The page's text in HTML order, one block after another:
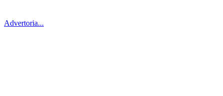
Advertoria...